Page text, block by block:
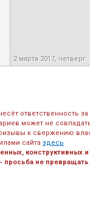
2 марта 2017, четверг
ответственность
может не
к свержению
сайта здесь
конструктивных
не превращать